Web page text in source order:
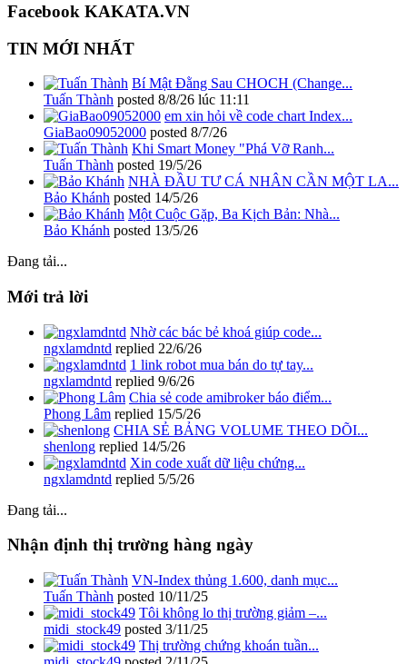
Facebook KAKATA.VN
TIN MỚI NHẤT
Bí Mật Đằng Sau CHOCH (Change...
Tuấn Thành posted 8/8/26 lúc 11:11
em xin hỏi về code chart Index...
GiaBao09052000 posted 8/7/26
Khi Smart Money "Phá Vỡ Ranh...
Tuấn Thành posted 19/5/26
NHÀ ĐẦU TƯ CÁ NHÂN CẦN MỘT LA...
Bảo Khánh posted 14/5/26
Một Cuộc Gặp, Ba Kịch Bản: Nhà...
Bảo Khánh posted 13/5/26
Đang tải...
Mới trả lời
Nhờ các bác bẻ khoá giúp code...
ngxlamdntd replied 22/6/26
1 link robot mua bán do tự tay...
ngxlamdntd replied 9/6/26
Chia sẻ code amibroker báo điểm...
Phong Lâm replied 15/5/26
CHIA SẺ BẢNG VOLUME THEO DÕI...
shenlong replied 14/5/26
Xin code xuất dữ liệu chứng...
ngxlamdntd replied 5/5/26
Đang tải...
Nhận định thị trường hàng ngày
VN-Index thủng 1.600, danh mục...
Tuấn Thành posted 10/11/25
Tôi không lo thị trường giảm –...
midi_stock49 posted 3/11/25
Thị trường chứng khoán tuần...